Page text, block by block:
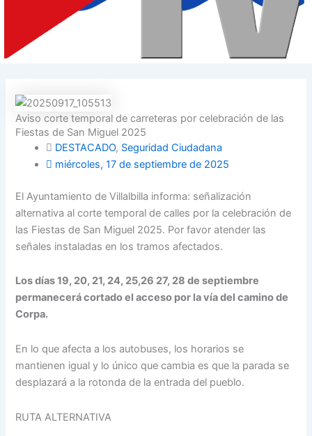
Aviso corte temporal de carreteras por celebración de las
Fiestas de San Miguel 2025
DESTACADO, Seguridad Ciudadana
miércoles, 17 de septiembre de 2025
El Ayuntamiento de Villalbilla informa: señalización
alternativa al corte temporal de calles por la celebración de
las Fiestas de San Miguel 2025. Por favor atender las
señales instaladas en los tramos afectados.
Los días 19, 20, 21, 24, 25,26 27, 28 de septiembre
permanecerá cortado el acceso por la vía del camino de
Corpa.
En lo que afecta a los autobuses, los horarios se
mantienen igual y lo único que cambia es que la parada se
desplazará a la rotonda de la entrada del pueblo.
RUTA ALTERNATIVA